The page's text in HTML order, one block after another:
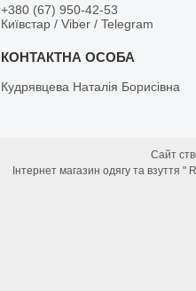
+380 (67) 950-42-53
Київстар / Viber / Telegram
Кудрявцева Наталія Борисівна
Сайт